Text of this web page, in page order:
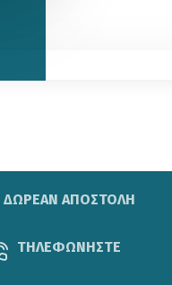
ΔΩΡΕΑΝ ΑΠΟΣΤΟΛΗ
ΤΗΛΕΦΩΝΗΣΤΕ